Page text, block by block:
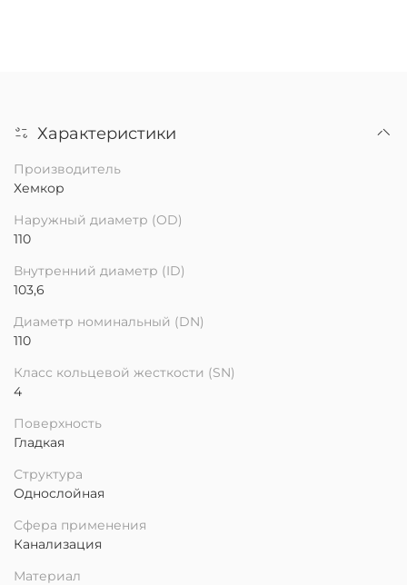
Характеристики
Производитель
Хемкор
Наружный диаметр (OD)
110
Внутренний диаметр (ID)
103,6
Диаметр номинальный (DN)
110
Класс кольцевой жесткости (SN)
4
Поверхность
Гладкая
Структура
Однослойная
Сфера применения
Канализация
Материал